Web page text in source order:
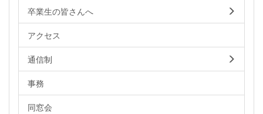
卒業生の皆さんへ
アクセス
通信制
事務
同窓会